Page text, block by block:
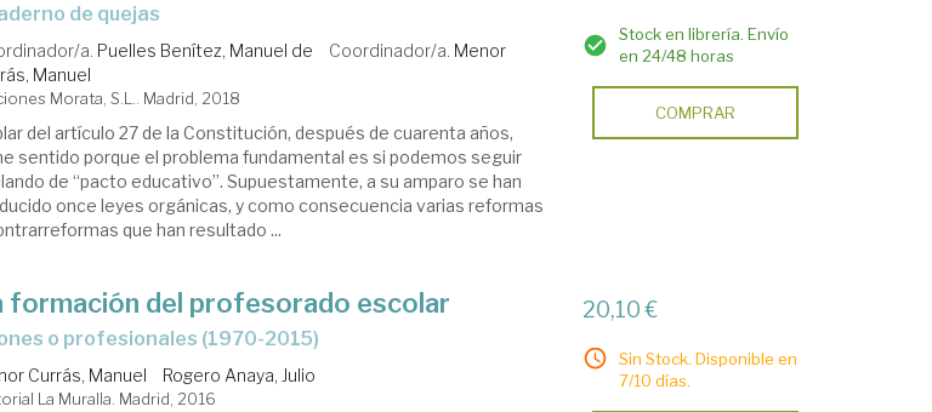
de quejas
a. Puelles Benítez, Manuel de Coordinador/a. Menor
Manuel
Morata, S.L.. Madrid, 2018
del artículo 27 de la Constitución, después de cuarenta años,
sentido porque el problema fundamental es si podemos seguir
de “pacto educativo”. Supuestamente, a su amparo se han
once leyes orgánicas, y como consecuencia varias reformas
que han resultado ...
Stock en librería. Envío
en 24/48 horas
COMPRAR
formación del profesorado escolar
o profesionales (1970-2015)
Currás, Manuel Rogero Anaya, Julio
La Muralla. Madrid, 2016
20,10 €
Sin Stock. Disponible en
7/10 días.